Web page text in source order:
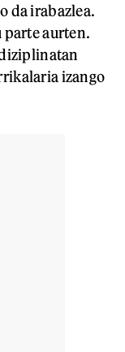
da irabazlea.
aurten.
izango